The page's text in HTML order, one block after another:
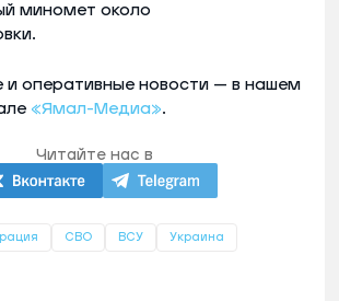
миномет около
оперативные новости — в нашем
«Ямал-Медиа».
Читайте нас в
СВО ВСУ Украина